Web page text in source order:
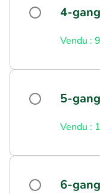
4-
Vendu :
5-
Vendu :
6-